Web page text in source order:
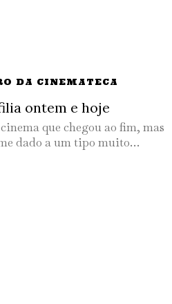
DA CINEMATECA
ontem e hoje
que chegou ao fim, mas
dado a um tipo muito…